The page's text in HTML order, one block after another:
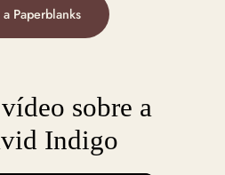
Paperblanks
sobre a
Indigo